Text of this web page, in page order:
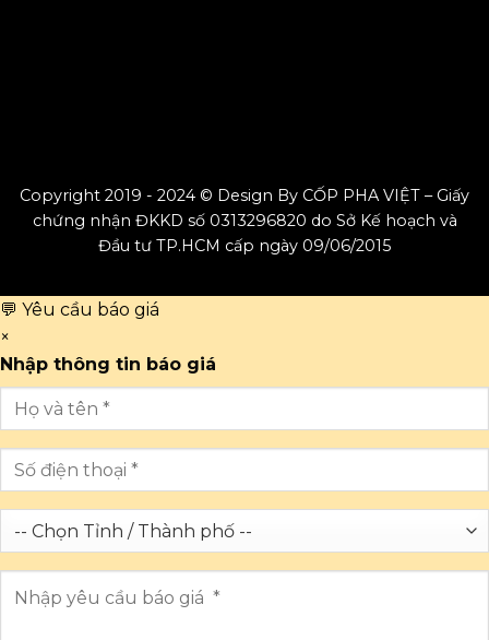
Copyright 2019 - 2024 © Design By CỐP PHA VIỆT – Giấy
chứng nhận ĐKKD số 0313296820 do Sở Kế hoạch và
Đầu tư TP.HCM cấp ngày 09/06/2015
💬 Yêu cầu báo giá
×
Nhập thông tin báo giá